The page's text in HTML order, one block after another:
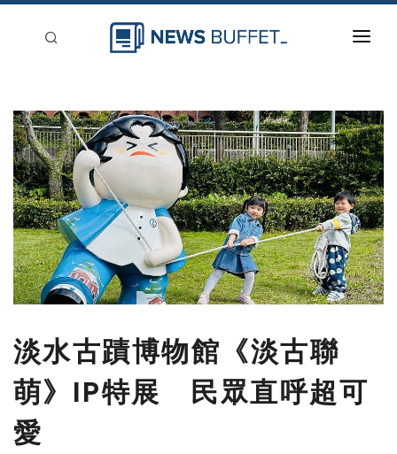
新聞稿分類
登入
刊登
淡水古蹟博物館《淡古聯
萌》IP特展 民眾直呼超可
愛